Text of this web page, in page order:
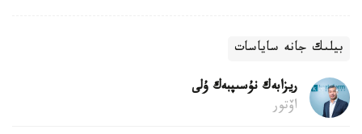
بيلىك جانە ساياسات
ريزابەك نۇسىپبەك ۇلى
اۆتور